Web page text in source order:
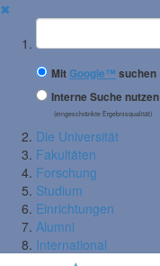
✖
Suchbegriff
MitGoogle™ suchen
Interne Suche nutzen
(eingeschränkte Ergebnisqualität)
Die Universität
Fakultäten
Forschung
Studium
Einrichtungen
Alumni
International